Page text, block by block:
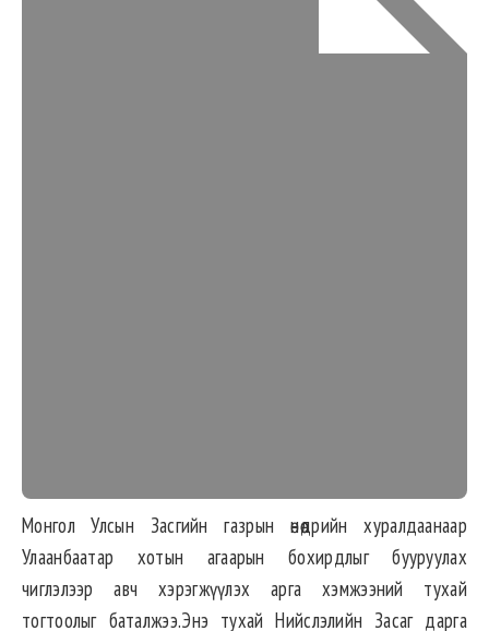
Монгол Улсын Засгийн газрын өнөөдрийн хуралдаанаар
Улаанбаатар хотын агаарын бохирдлыг бууруулах
чиглэлээр авч хэрэгжүүлэх арга хэмжээний тухай
тогтоолыг баталжээ.Энэ тухай Нийслэлийн Засаг дарга